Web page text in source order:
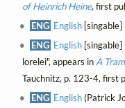
of Heinrich Heine, first
ENG English
ENG English [singable]
lorelei", appears inA
Tauchnitz, p. 123-4, first
ENG English(Patrick